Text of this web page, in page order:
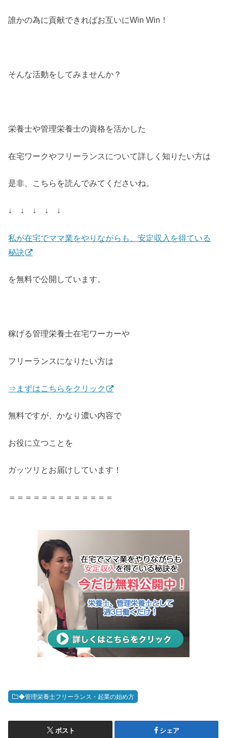
誰かの為に貢献できればお互いにWin Win！
そんな活動をしてみませんか？
栄養士や管理栄養士の資格を活かした
在宅ワークやフリーランスについて詳しく知りたい方は
是非、こちらを読んでみてくださいね。
↓ ↓ ↓ ↓ ↓
私が在宅でママ業をやりながらも、安定収入を得ている
秘訣
を無料で公開しています。
稼げる管理栄養士在宅ワーカーや
フリーランスになりたい方は
⇒まずはこちらをクリック
無料ですが、かなり濃い内容で
お役に立つことを
ガッツリとお届けしています！
＝＝＝＝＝＝＝＝＝＝＝＝＝
◆管理栄養士フリーランス・起業の始め方
ポスト シェア